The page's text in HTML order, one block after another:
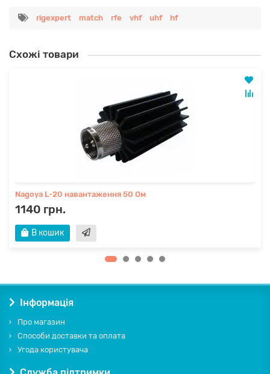
rigexpert match rfe vhf uhf hf
Схожі товари
Nagoya L-20 навантаження 50 Ом
1140 грн.
В кошик
Інформація
Про магазин
Способи доставки та оплата
Угода користувача